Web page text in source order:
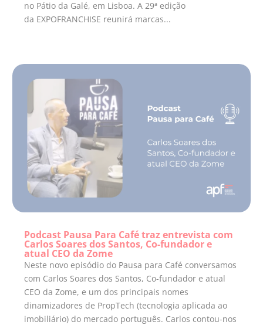
no Pátio da Galé, em Lisboa. A 29ª edição
da EXPOFRANCHISE reunirá marcas...
Podcast Pausa Para Café traz entrevista com
Carlos Soares dos Santos, Co-fundador e
atual CEO da Zome
Neste novo episódio do Pausa para Café conversamos
com Carlos Soares dos Santos, Co-fundador e atual
CEO da Zome, e um dos principais nomes
dinamizadores de PropTech (tecnologia aplicada ao
imobiliário) do mercado português. Carlos contou-nos